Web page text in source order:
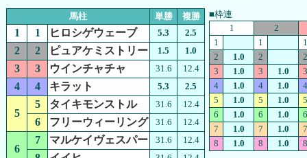
馬柱 単勝 複勝
1 1 ヒロシゲウェーブ 5.3 2.5
2 2 ピュアケミストリー 1.5 1.0
3 3 ウインチャチャ 31.6 12.4
4 4 キラット 5.3 2.5
5
5 タイキモンストル 31.6 12.4
6 フリーウィーリング 31.6 12.4
6
7 マルケイヴェスパー 31.6 12.4
■枠連
1
2
1
1
1
2
1.0 2
2
3
1.0 3 1.0
3
4
1.0 4 1.0
4
5
1.0 5 1.0
5
6
1.0 6 1.0
6
7
1.0 7 1.0
7
8
1.0 8 1.0 8